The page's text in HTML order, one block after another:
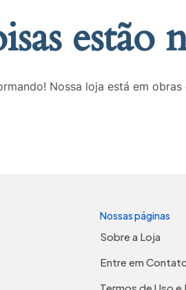
Nossa loja está em obras
Nossas páginas
Sobre a Loja
Entre em
Termos de Uso e